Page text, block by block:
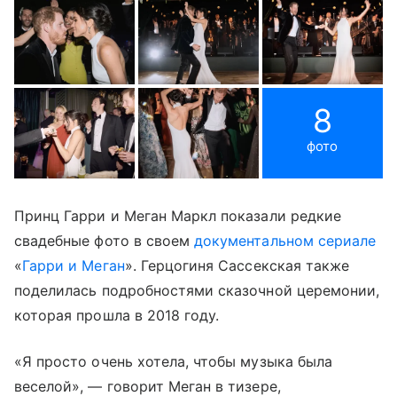
8
фото
Принц Гарри и Меган Маркл показали редкие
свадебные фото в своемдокументальном сериале
«Гарри и Меган». Герцогиня Сассекская также
поделилась подробностями сказочной церемонии,
которая прошла в 2018 году.
«Я просто очень хотела, чтобы музыка была
веселой», — говорит Меган в тизере,